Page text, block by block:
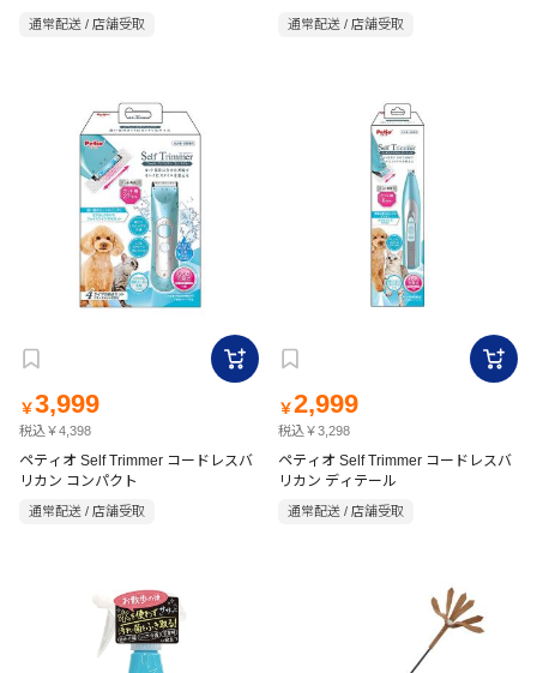
通常配送 / 店舗受取 通常配送 / 店舗受取
￥3,999
税込￥4,398
ペティオ Self Trimmer コードレスバ
リカン コンパクト
通常配送 / 店舗受取
￥2,999
税込￥3,298
ペティオ Self Trimmer コードレスバ
リカン ディテール
通常配送 / 店舗受取